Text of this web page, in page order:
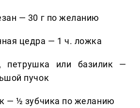
— 30 г по желанию
цедра — 1 ч. ложка
петрушка или базилик —
пучок
— ½ зубчика по желанию